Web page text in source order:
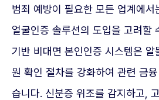
범죄 예방이 필요한 모든 업계에서
얼굴인증 솔루션의 도입을 고려할
기반 비대면 본인인증 시스템은 알
원 확인 절차를 강화하여 관련 금
습니다. 신분증 위조를 감지하고,